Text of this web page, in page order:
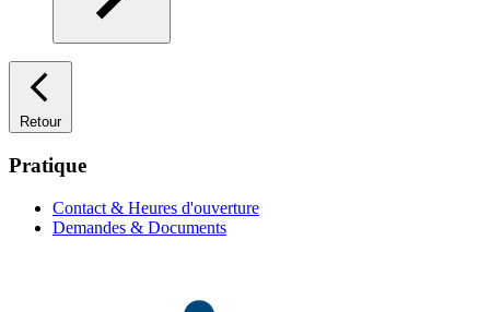
Retour
Pratique
Contact & Heures d'ouverture
Demandes & Documents